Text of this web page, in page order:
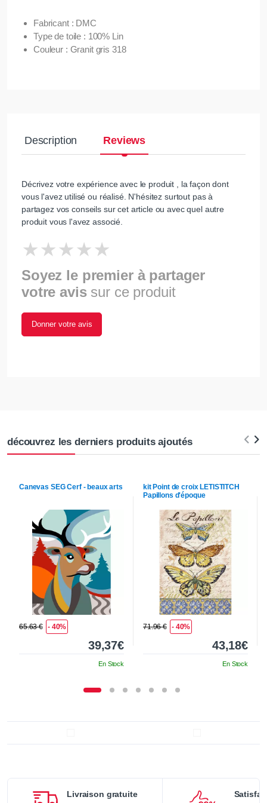
Fabricant : DMC
Type de toile : 100% Lin
Couleur : Granit gris 318
Description Reviews
Décrivez votre expérience avec le produit , la façon dont
vous l'avez utilisé ou réalisé. N'hésitez surtout pas à
partagez vos conseils sur cet article ou avec quel autre
produit vous l'avez associé.
Soyez le premier à partager
votre avis sur ce produit
Donner votre avis
découvrez les derniers produits ajoutés
Canevas SEGCerf - beaux arts
65.63 € - 40%
39,37€
En Stock
kit Point de croixLETISTITCH
Papillons d'époque
71.96 € - 40%
43,18€
En Stock
Livraison gratuite